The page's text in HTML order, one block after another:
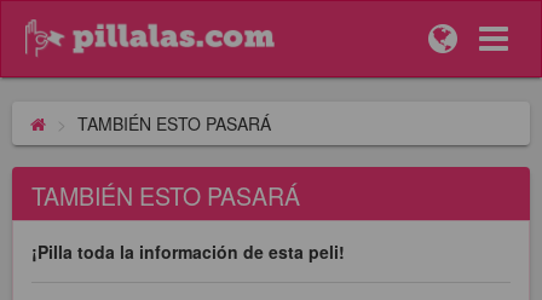
TAMBIÉN ESTO PASARÁ
TAMBIÉN ESTO PASARÁ
¡Pilla toda la información de esta peli!